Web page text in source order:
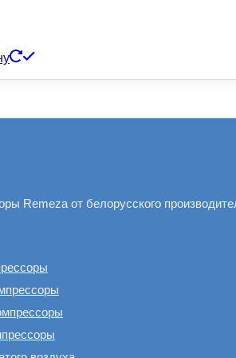
Remeza от белорусского